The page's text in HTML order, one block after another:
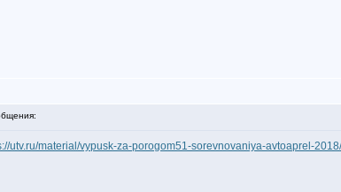
utv.ru/material/vypusk-za-porogom51-sorevnovaniya-avtoaprel-2018/